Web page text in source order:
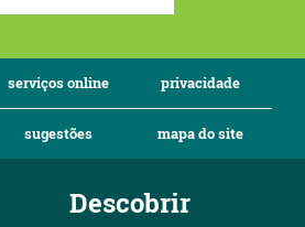
serviços online privacidade
sugestões mapa do site
Descobrir